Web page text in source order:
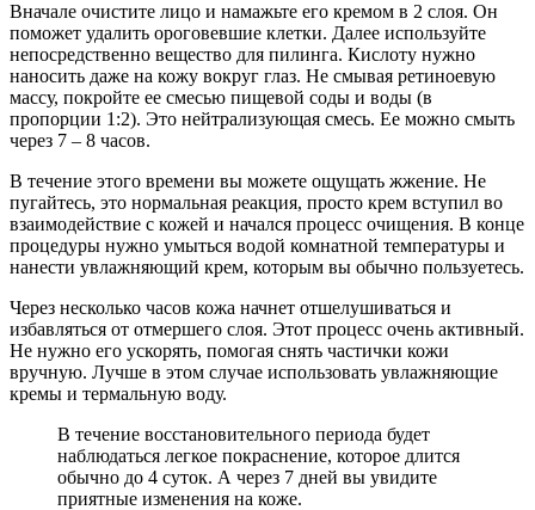
Вначале очистите лицо и намажьте его кремом в 2 слоя. Он
поможет удалить ороговевшие клетки. Далее используйте
непосредственно вещество для пилинга. Кислоту нужно
наносить даже на кожу вокруг глаз. Не смывая ретиноевую
массу, покройте ее смесью пищевой соды и воды (в
пропорции 1:2). Это нейтрализующая смесь. Ее можно смыть
через 7 – 8 часов.
В течение этого времени вы можете ощущать жжение. Не
пугайтесь, это нормальная реакция, просто крем вступил во
взаимодействие с кожей и начался процесс очищения. В конце
процедуры нужно умыться водой комнатной температуры и
нанести увлажняющий крем, которым вы обычно пользуетесь.
Через несколько часов кожа начнет отшелушиваться и
избавляться от отмершего слоя. Этот процесс очень активный.
Не нужно его ускорять, помогая снять частички кожи
вручную. Лучше в этом случае использовать увлажняющие
кремы и термальную воду.
В течение восстановительного периода будет
наблюдаться легкое покраснение, которое длится
обычно до 4 суток. А через 7 дней вы увидите
приятные изменения на коже.